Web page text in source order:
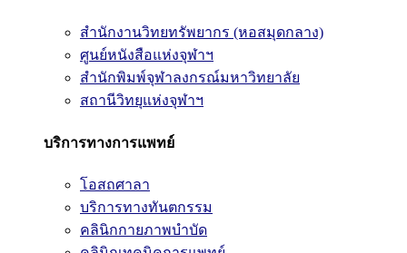
สำนักงานวิทยทรัพยากร (หอสมุดกลาง)
ศูนย์หนังสือแห่งจุฬาฯ
สำนักพิมพ์จุฬาลงกรณ์มหาวิทยาลัย
สถานีวิทยุแห่งจุฬาฯ
บริการทางการแพทย์
โอสถศาลา
บริการทางทันตกรรม
คลินิกกายภาพบำบัด